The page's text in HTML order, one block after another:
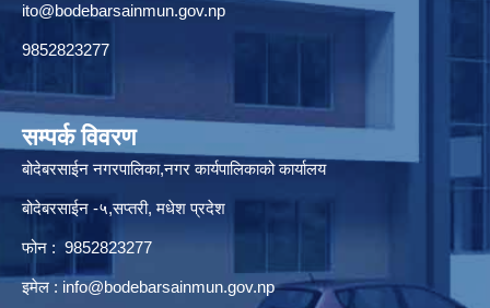
ito@bodebarsainmun.gov.np
9852823277
सम्पर्क विवरण
बोदेबरसाईन नगरपालिका,नगर कार्यपालिकाको कार्यालय
बोदेबरसाईन -५,सप्तरी, मधेश प्रदेश
फोन : 9852823277
इमेल : info@bodebarsainmun.gov.np